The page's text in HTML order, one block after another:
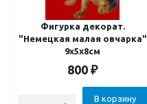
Фигурка декорат.
"Немецкая малая овчарка"
9x5x8см
800 ₽
В корзину